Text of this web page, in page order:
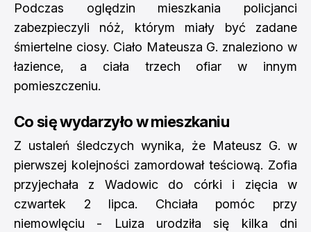
Podczas oględzin mieszkania policjanci
zabezpieczyli nóż, którym miały być zadane
śmiertelne ciosy. Ciało Mateusza G. znaleziono w
łazience, a ciała trzech ofiar w innym
pomieszczeniu.
Co się wydarzyło w mieszkaniu
Z ustaleń śledczych wynika, że Mateusz G. w
pierwszej kolejności zamordował teściową. Zofia
przyjechała z Wadowic do córki i zięcia w
czwartek 2 lipca. Chciała pomóc przy
niemowlęciu - Luiza urodziła się kilka dni